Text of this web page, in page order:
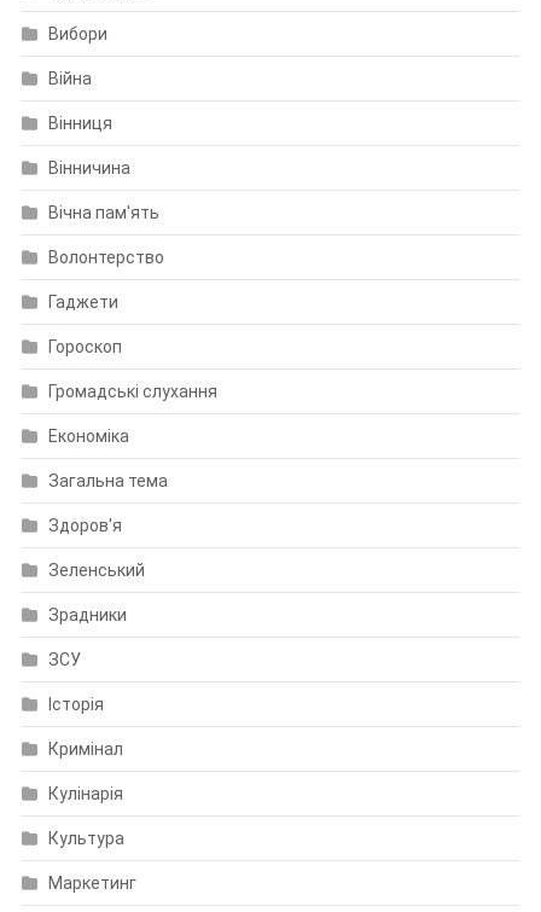
Вибори
Війна
Вінниця
Вінничина
Вічна пам'ять
Волонтерство
Гаджети
Гороскоп
Громадські слухання
Економіка
Загальна тема
Здоров'я
Зеленський
Зрадники
ЗСУ
Історія
Кримінал
Кулінарія
Культура
Маркетинг